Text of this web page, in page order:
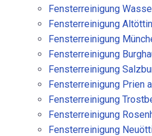
Fensterreinigung
Fensterreinigung
Fensterreinigung
Fensterreinigung
Fensterreinigung
Fensterreinigung Prien
Fensterreinigung
Fensterreinigung
Fensterreinigung